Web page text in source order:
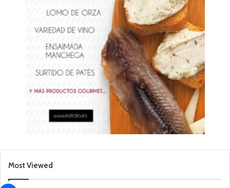
Most Viewed